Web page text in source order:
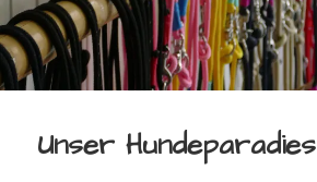
Unser Hundeparadies